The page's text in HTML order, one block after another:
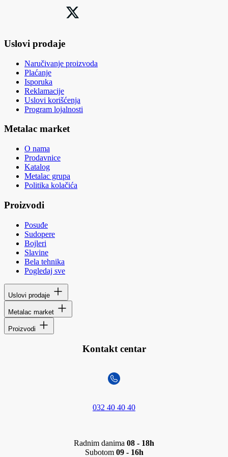
Uslovi prodaje
Naručivanje proizvoda
Plaćanje
Isporuka
Reklamacije
Uslovi korišćenja
Program lojalnosti
Metalac market
O nama
Prodavnice
Katalog
Metalac grupa
Politika kolačića
Proizvodi
Posuđe
Sudopere
Bojleri
Slavine
Bela tehnika
Pogledaj sve
Uslovi prodaje
Metalac market
Proizvodi
Kontakt centar
032 40 40 40
Radnim danima 08 - 18h
Subotom 09 - 16h